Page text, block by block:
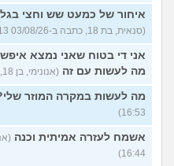
איחור של כמעט שש וחצי
(סנאית, בת 18, כתבה ב-03/08/26 17:13)
אני די בטוח שאני נמצא
מה לעשות עם זה (אנונימי, בן 18, כתב ב-03/08/26 17:02)
מה לעשות במקרה המוזר
16:53)
אשמח לעזרה אמיתית וכנה
16:44)